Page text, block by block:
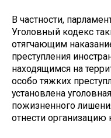
В частности,
Уголовный кодекс
отягчающим
преступления
находящимся на
особо тяжких
установлена
пожизненного
отнести организацию